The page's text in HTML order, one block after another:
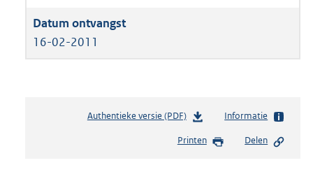
16-02-2011
Authentieke versie (PDF)b
s
Informatie
Printen Delen